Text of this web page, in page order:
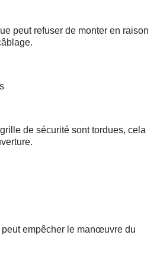
peut refuser de monter en raison
de sécurité sont tordues, cela
empêcher le manœuvre du